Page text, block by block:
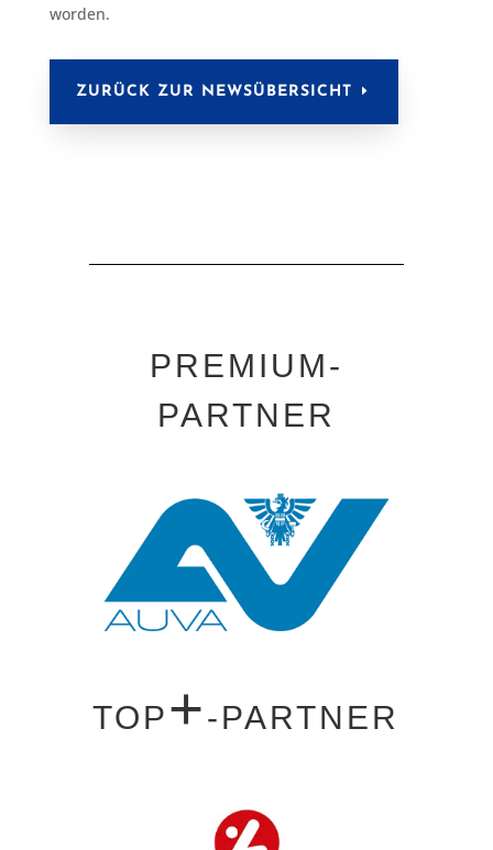
worden.
ZURÜCK ZUR NEWSÜBERSICHT
PREMIUM-
PARTNER
TOP+-PARTNER